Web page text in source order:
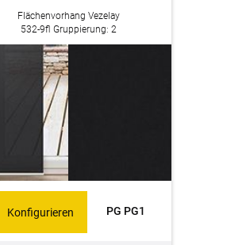
Flächenvorhang Vezelay
532-9fl Gruppierung: 2
PG PG1
Konfigurieren